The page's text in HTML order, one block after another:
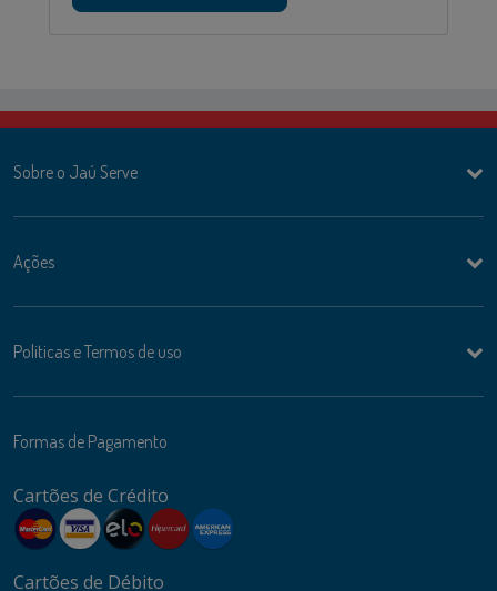
Sobre o Jaú Serve
Ações
Politicas e Termos de uso
Formas de Pagamento
Cartões de Crédito
Cartões de Débito